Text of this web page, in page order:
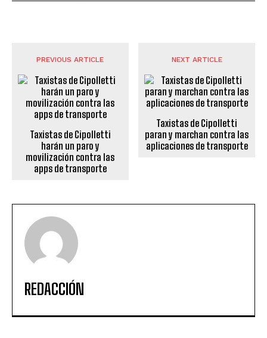
PREVIOUS ARTICLE
Taxistas de Cipolletti
harán un paro y
movilización contra las
apps de transporte
NEXT ARTICLE
Taxistas de Cipolletti
paran y marchan contra las
aplicaciones de transporte
REDACCIÓN